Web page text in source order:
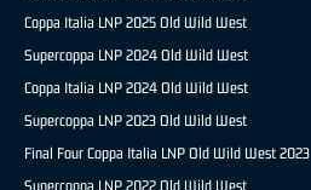
Coppa Italia LNP 2025 Old Wild West
Supercoppa LNP 2024 Old Wild West
Coppa Italia LNP 2024 Old Wild West
Supercoppa LNP 2023 Old Wild West
Final Four Coppa Italia LNP Old Wild West 2023
Supercoppa LNP 2022 Old Wild West